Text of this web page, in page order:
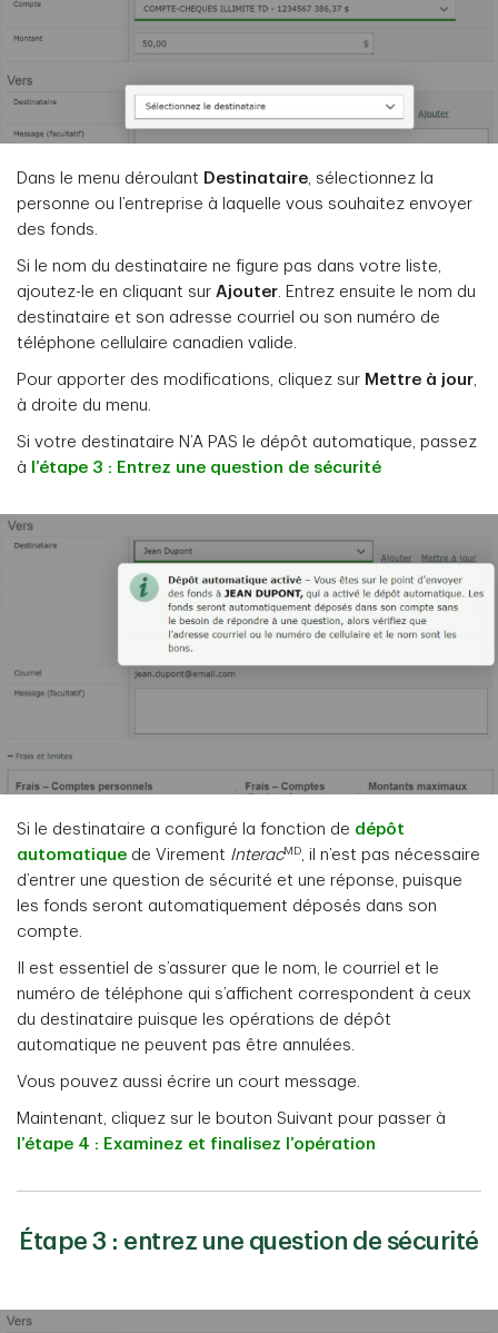
Dans le menu déroulant Destinataire, sélectionnez la
personne ou l’entreprise à laquelle vous souhaitez envoyer
des fonds.
Si le nom du destinataire ne figure pas dans votre liste,
ajoutez-le en cliquant sur Ajouter. Entrez ensuite le nom du
destinataire et son adresse courriel ou son numéro de
téléphone cellulaire canadien valide.
Pour apporter des modifications, cliquez sur Mettre à jour,
à droite du menu.
Si votre destinataire N’A PAS le dépôt automatique, passez
à
l’étape 3 : Entrez une question de sécurité
Si le destinataire a configuré la fonction de dépôt
automatique de Virement InteracMD
, il n’est pas nécessaire
d’entrer une question de sécurité et une réponse, puisque
les fonds seront automatiquement déposés dans son
compte.
Il est essentiel de s’assurer que le nom, le courriel et le
numéro de téléphone qui s’affichent correspondent à ceux
du destinataire puisque les opérations de dépôt
automatique ne peuvent pas être annulées.
Vous pouvez aussi écrire un court message.
Maintenant, cliquez sur le bouton Suivant pour passer à
l’étape 4 : Examinez et finalisez l’opération
Étape 3 : entrez une question de sécurité